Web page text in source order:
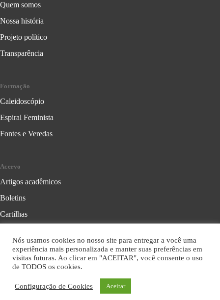
Quem somos
Nossa história
Projeto político
Transparência
Formação
Caleidoscópio
Espiral Feminista
Fontes e Veredas
Acervo
Artigos acadêmicos
Boletins
Cartilhas
Folhetos
Livros
Nós usamos cookies no nosso site para entregar a você uma
experiência mais personalizada e manter suas preferências em
visitas futuras. Ao clicar em "ACEITAR", você consente o uso
de TODOS os cookies.
Configuração de Cookies Aceitar